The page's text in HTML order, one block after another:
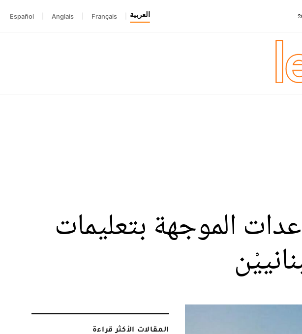
العربية Français
Anglais
Español
الموجهة بتعليمات
المقالات الأكثر قراءة